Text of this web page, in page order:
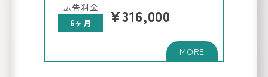
広告料金
6ヶ月
¥316,000